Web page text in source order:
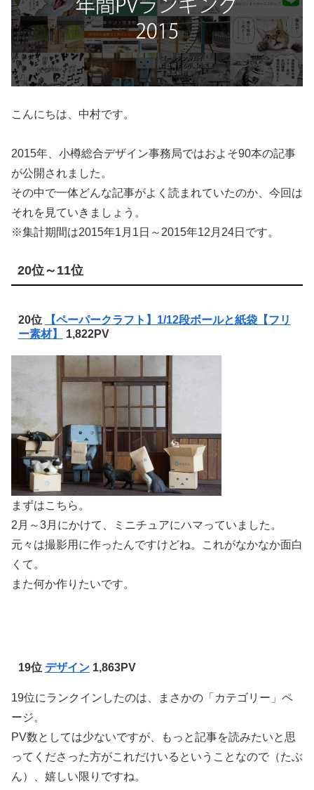
こんにちは、中村です。
2015年、小樽総合デザイン事務局ではおよそ90本の記事
が公開されました。
その中で一体どんな記事がよく読まれていたのか、今回は
それを見ていきましょう。
※集計期間は2015年1月1日～2015年12月24日です。
20位～11位
20位
【ペーパークラフト】1/12段ボールと紙袋【フリ
ー素材】
1,822PV
まずはこちら。
2月～3月にかけて、ミニチュアにハマっていました。
元々は撮影用に作ったんですけどね。これがなかなか面白
くて。
また何か作りたいです。
19位 デザイン1,863PV
19位にランクインしたのは、まさかの「カテゴリー」ペ
ージ。
PV数としては少ないですが、もっと記事を読みたいと思
ってくださった方がこれだけいるということなので（たぶ
ん）、嬉しい限りですね。